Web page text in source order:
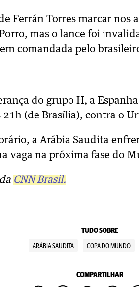
Ferrán Torres marcar nos
mas o lance foi
comandada pelo
do grupo H, a
21h (de Brasília), contra o
a Arábia Saudita
vaga na próxima fase do
CNN Brasil.
TUDO SOBRE
ARÁBIA SAUDITA COPA DO MUNDO
COMPARTILHAR